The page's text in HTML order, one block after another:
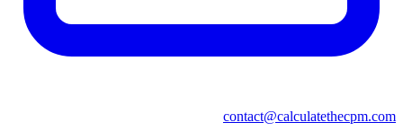
contact@calculatethecpm.com